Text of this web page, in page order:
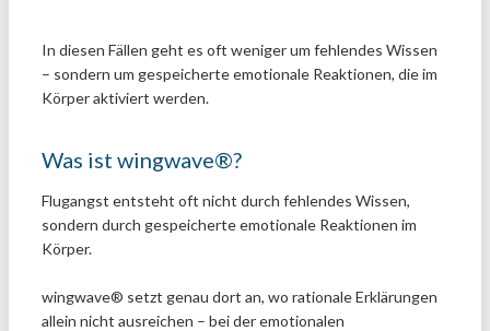
In diesen Fällen geht es oft weniger um fehlendes Wissen
– sondern um gespeicherte emotionale Reaktionen, die im
Körper aktiviert werden.
Was ist wingwave®?
Flugangst entsteht oft nicht durch fehlendes Wissen,
sondern durch gespeicherte emotionale Reaktionen im
Körper.
wingwave® setzt genau dort an, wo rationale Erklärungen
allein nicht ausreichen – bei der emotionalen